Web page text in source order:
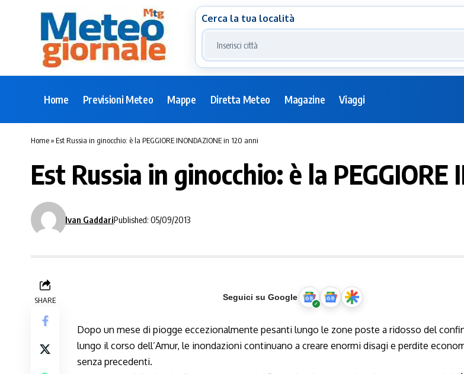
Cerca la tua località
Home Previsioni Meteo Mappe Diretta Meteo Magazine Viaggi
Home»Est Russia in ginocchio: è la PEGGIORE INONDAZIONE in 120 anni
Est Russia in ginocchio: è la
Ivan GaddariPublished: 05/09/2013
SHARE Seguici su Google
Dopo un mese di piogge eccezionalmente pesanti lungo le zone poste a ridosso del
lungo il corso dell’Amur, le inondazioni continuano a creare enormi disagi e perdite
senza precedenti.